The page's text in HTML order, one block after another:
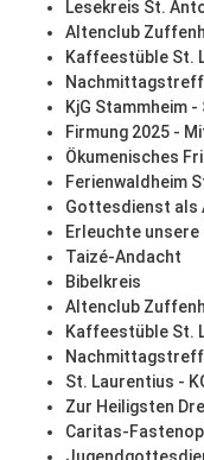
Lesekreis St.
Altenclub
Kaffeestüble St.
KjG Stammheim
Firmung 2025 -
Ökumenisches
Ferienwaldheim
Gottesdienst als
Erleuchte unsere
Taizé-Andacht
Bibelkreis
Altenclub
Kaffeestüble St.
St. Laurentius -
Zur Heiligsten
Caritas-